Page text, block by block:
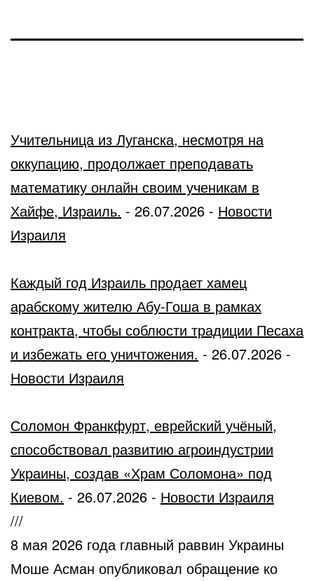
Учительница из Луганска, несмотря на
оккупацию, продолжает преподавать
математику онлайн своим ученикам в
Хайфе, Израиль. - 26.07.2026 - Новости
Израиля
Каждый год Израиль продает хамец
арабскому жителю Абу-Гоша в рамках
контракта, чтобы соблюсти традиции Песаха
и избежать его уничтожения. - 26.07.2026 -
Новости Израиля
Соломон Франкфурт, еврейский учёный,
способствовал развитию агроиндустрии
Украины, создав «Храм Соломона» под
Киевом. - 26.07.2026 - Новости Израиля
///
8 мая 2026 года главный раввин Украины
Моше Асман опубликовал обращение ко